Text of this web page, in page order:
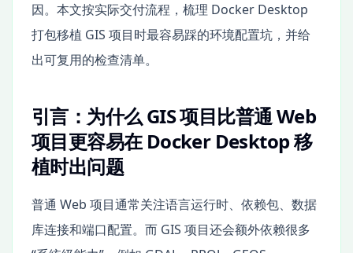
因。本文按实际交付流程，梳理 Docker Desktop
打包移植 GIS 项目时最容易踩的环境配置坑，并给
出可复用的检查清单。
引言：为什么 GIS 项目比普通 Web
项目更容易在 Docker Desktop 移
植时出问题
普通 Web 项目通常关注语言运行时、依赖包、数据
库连接和端口配置。而 GIS 项目还会额外依赖很多